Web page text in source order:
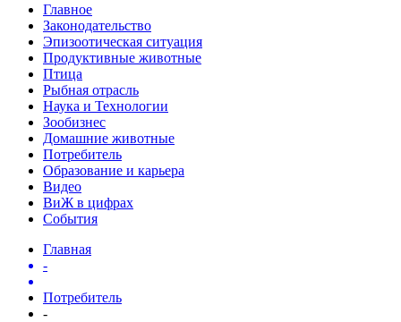
Главное
Законодательство
Эпизоотическая ситуация
Продуктивные животные
Птица
Рыбная отрасль
Наука и Технологии
Зообизнес
Домашние животные
Потребитель
Образование и карьера
Видео
ВиЖ в цифрах
События
Главная
-
Потребитель
-